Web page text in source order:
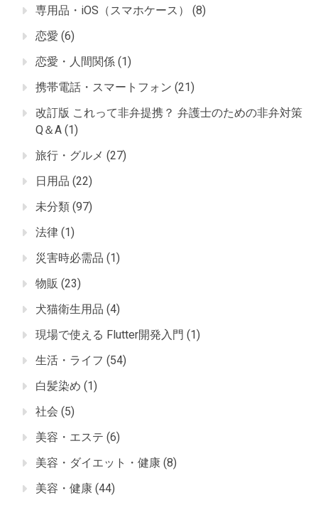
専用品・iOS（スマホケース）
(8)
恋愛 (6)
恋愛・人間関係 (1)
携帯電話・スマートフォン (21)
改訂版 これって非弁提携？ 弁護士のための非弁対策
Q＆A (1)
旅行・グルメ (27)
日用品 (22)
未分類 (97)
法律 (1)
災害時必需品 (1)
物販 (23)
犬猫衛生用品 (4)
現場で使える Flutter開発入門 (1)
生活・ライフ (54)
白髪染め (1)
社会 (5)
美容・エステ (6)
美容・ダイエット・健康 (8)
美容・健康 (44)